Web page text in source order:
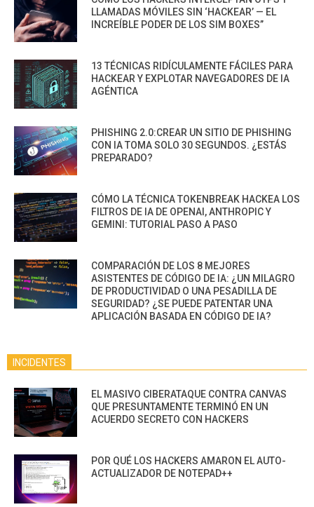
LLAMADAS MÓVILES SIN ‘HACKEAR’ — EL
INCREÍBLE PODER DE LOS SIM BOXES”
13 TÉCNICAS RIDÍCULAMENTE FÁCILES PARA
HACKEAR Y EXPLOTAR NAVEGADORES DE IA
AGÉNTICA
PHISHING 2.0:CREAR UN SITIO DE PHISHING
CON IA TOMA SOLO 30 SEGUNDOS. ¿ESTÁS
PREPARADO?
CÓMO LA TÉCNICA TOKENBREAK HACKEA LOS
FILTROS DE IA DE OPENAI, ANTHROPIC Y
GEMINI: TUTORIAL PASO A PASO
COMPARACIÓN DE LOS 8 MEJORES
ASISTENTES DE CÓDIGO DE IA: ¿UN MILAGRO
DE PRODUCTIVIDAD O UNA PESADILLA DE
SEGURIDAD? ¿SE PUEDE PATENTAR UNA
APLICACIÓN BASADA EN CÓDIGO DE IA?
INCIDENTES
EL MASIVO CIBERATAQUE CONTRA CANVAS
QUE PRESUNTAMENTE TERMINÓ EN UN
ACUERDO SECRETO CON HACKERS
POR QUÉ LOS HACKERS AMARON EL AUTO-
ACTUALIZADOR DE NOTEPAD++